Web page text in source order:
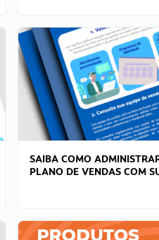
SAIBA COMO
PLANO DE VENDAS COM